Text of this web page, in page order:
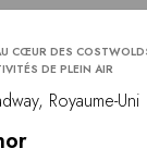
CŒUR DES
DE PLEIN AIR
Royaume-Uni